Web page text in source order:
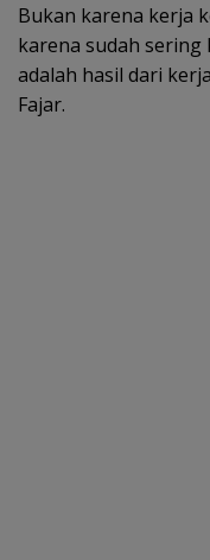
Bukan karena kerja
karena sudah sering
adalah hasil dari
Fajar.